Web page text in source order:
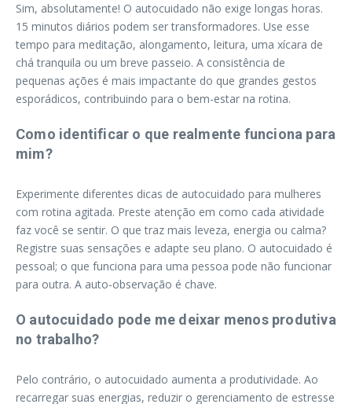
Sim, absolutamente! O autocuidado não exige longas horas.
15 minutos diários podem ser transformadores. Use esse
tempo para meditação, alongamento, leitura, uma xícara de
chá tranquila ou um breve passeio. A consistência de
pequenas ações é mais impactante do que grandes gestos
esporádicos, contribuindo para o bem-estar na rotina.
Como identificar o que realmente funciona para
mim?
Experimente diferentes dicas de autocuidado para mulheres
com rotina agitada. Preste atenção em como cada atividade
faz você se sentir. O que traz mais leveza, energia ou calma?
Registre suas sensações e adapte seu plano. O autocuidado é
pessoal; o que funciona para uma pessoa pode não funcionar
para outra. A auto-observação é chave.
O autocuidado pode me deixar menos produtiva
no trabalho?
Pelo contrário, o autocuidado aumenta a produtividade. Ao
recarregar suas energias, reduzir o gerenciamento de estresse